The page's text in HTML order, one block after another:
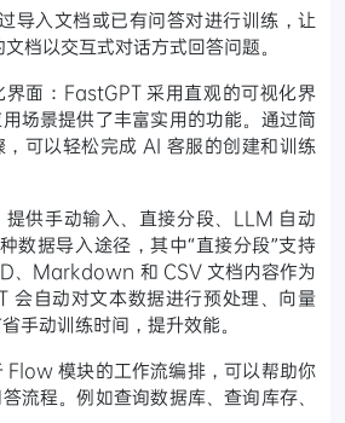
导入文档或已有问答对进行训练，让
档以交互式对话方式回答问题。
界面：FastGPT 采用直观的可视化界
场景提供了丰富实用的功能。通过简
可以轻松完成 AI 客服的创建和训练
提供手动输入、直接分段、LLM 自动
数据导入途径，其中“直接分段”支持
、Markdown 和 CSV 文档内容作为
会自动对文本数据进行预处理、向量
手动训练时间，提升效能。
Flow 模块的工作流编排，可以帮助你
流程。例如查询数据库、查询库存、